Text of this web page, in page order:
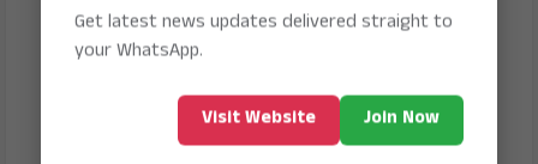
Get latest news updates delivered straight to
your WhatsApp.
Visit Website Join Now